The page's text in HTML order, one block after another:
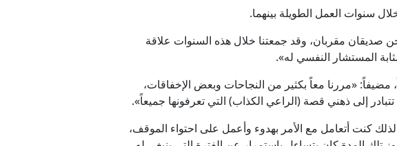
سنوات العمل الطويلة بينهما.
صديقان مقربان، وقد جمعتنا خلال هذه السنوات علاقة
المستشار النفسي له».
«مررنا معاً بكثير من النجاحات وبعض الإخفاقات،
كنت أتعامل مع الأمر بهدوء وأعمل على احتواء الموقف،